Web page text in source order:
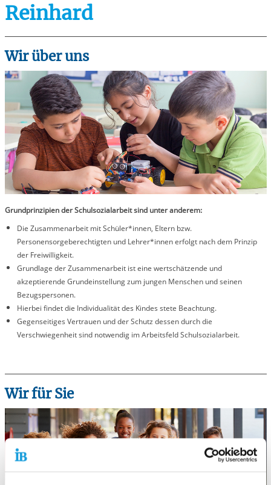
Reinhard
Wir über uns
Grundprinzipien der Schulsozialarbeit sind unter anderem:
Die Zusammenarbeit mit Schüler*innen, Eltern bzw.
Personensorgeberechtigten und Lehrer*innen erfolgt nach dem Prinzip
der Freiwilligkeit.
Grundlage der Zusammenarbeit ist eine wertschätzende und
akzeptierende Grundeinstellung zum jungen Menschen und seinen
Bezugspersonen.
Hierbei findet die Individualität des Kindes stete Beachtung.
Gegenseitiges Vertrauen und der Schutz dessen durch die
Verschwiegenheit sind notwendig im Arbeitsfeld Schulsozialarbeit.
Wir für Sie